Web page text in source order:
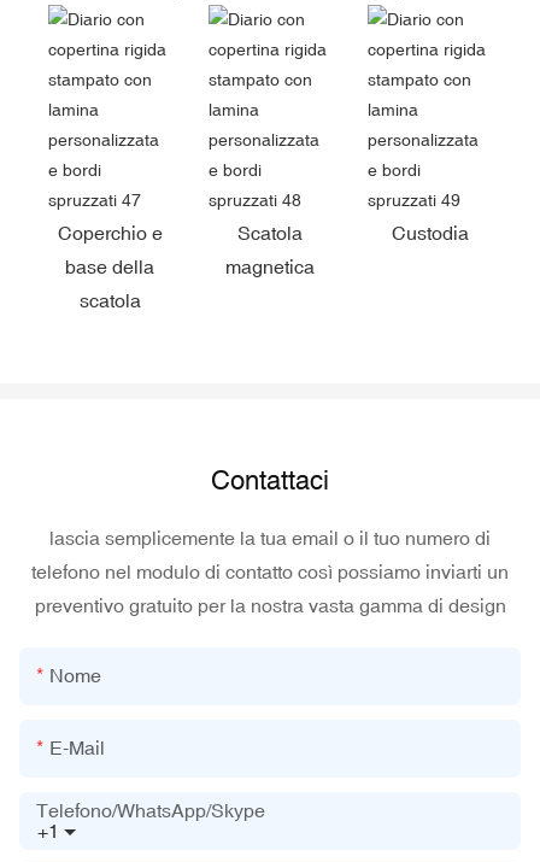
Coperchio e
base della
scatola
Scatola
magnetica
Custodia
Contattaci
lascia semplicemente la tua email o il tuo numero di
telefono nel modulo di contatto così possiamo inviarti un
preventivo gratuito per la nostra vasta gamma di design
Nome
E-Mail
+1
Telefono/WhatsApp/Skype